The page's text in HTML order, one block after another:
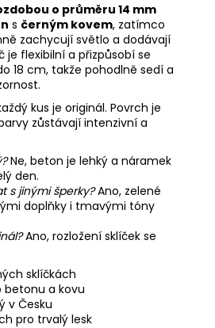
o průměru 14 mm
s černým kovem, zatímco
zachycují světlo a dodávají
je flexibilní a přizpůsobí se
18 cm, takže pohodlně sedí a
kus je originál. Povrch je
zůstávají intenzivní a
Ne, beton je lehký a náramek
den.
s jinými šperky?Ano, zelené
doplňky i tmavými tóny
Ano, rozložení sklíček se
sklíčkách
betonu a kovu
v Česku
pro trvalý lesk